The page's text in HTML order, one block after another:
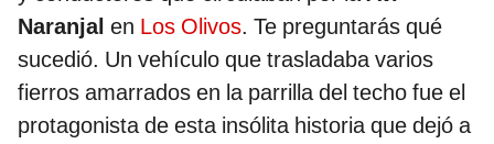
Naranjal en Los Olivos. Te preguntarás qué
sucedió. Un vehículo que trasladaba varios
fierros amarrados en la parrilla del techo fue el
protagonista de esta insólita historia que dejó a